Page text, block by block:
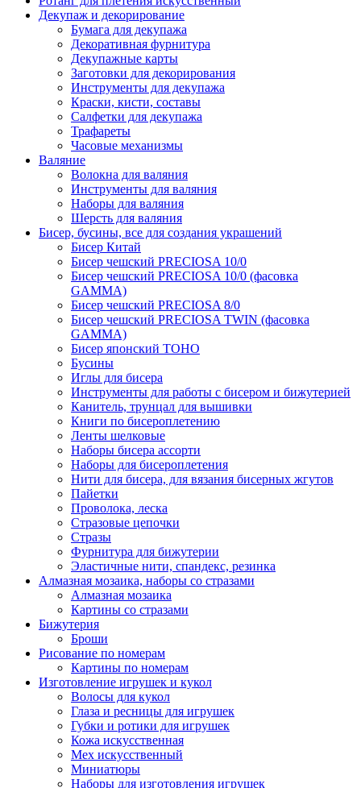
Декупаж и декорирование
Бумага для декупажа
Декоративная фурнитура
Декупажные карты
Заготовки для декорирования
Инструменты для декупажа
Краски, кисти, составы
Салфетки для декупажа
Трафареты
Часовые механизмы
Валяние
Волокна для валяния
Инструменты для валяния
Наборы для валяния
Шерсть для валяния
Бисер, бусины, все для создания украшений
Бисер Китай
Бисер чешский PRECIOSA 10/0
Бисер чешский PRECIOSA 10/0 (фасовка
GAMMA)
Бисер чешский PRECIOSA 8/0
Бисер чешский PRECIOSA TWIN (фасовка
GAMMA)
Бисер японский TOHO
Бусины
Иглы для бисера
Инструменты для работы с бисером и бижутерией
Канитель, трунцал для вышивки
Книги по бисероплетению
Ленты шелковые
Наборы бисера ассорти
Наборы для бисероплетения
Нити для бисера, для вязания бисерных жгутов
Пайетки
Проволока, леска
Стразовые цепочки
Стразы
Фурнитура для бижутерии
Эластичные нити, спандекс, резинка
Алмазная мозаика, наборы со стразами
Алмазная мозаика
Картины co стразами
Бижутерия
Броши
Рисование по номерам
Картины по номерам
Изготовление игрушек и кукол
Волосы для кукол
Глаза и ресницы для игрушек
Губки и ротики для игрушек
Кожа искусственная
Мех искусственный
Миниатюры
Наборы для изготовления игрушек